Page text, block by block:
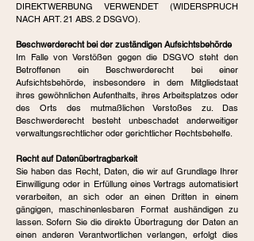
DIREKTWERBUNG VERWENDET (WIDERSPRUCH
NACH ART. 21 ABS. 2 DSGVO).
Beschwerderecht bei der zuständigen Aufsichtsbehörde
Im Falle von Verstößen gegen die DSGVO steht den
Betroffenen ein Beschwerderecht bei einer
Aufsichtsbehörde, insbesondere in dem Mitgliedstaat
ihres gewöhnlichen Aufenthalts, ihres Arbeitsplatzes oder
des Orts des mutmaßlichen Verstoßes zu. Das
Beschwerderecht besteht unbeschadet anderweitiger
verwaltungsrechtlicher oder gerichtlicher Rechtsbehelfe.
Recht auf Datenübertragbarkeit
Sie haben das Recht, Daten, die wir auf Grundlage Ihrer
Einwilligung oder in Erfüllung eines Vertrags automatisiert
verarbeiten, an sich oder an einen Dritten in einem
gängigen, maschinenlesbaren Format aushändigen zu
lassen. Sofern Sie die direkte Übertragung der Daten an
einen anderen Verantwortlichen verlangen, erfolgt dies